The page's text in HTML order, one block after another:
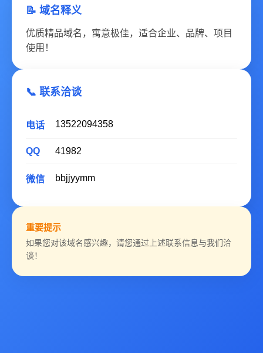
📝 域名释义
优质精品域名，寓意极佳，适合企业、品牌、项目
使用！
📞 联系洽谈
电话 13522094358
QQ 41982
微信 bbjjyymm
重要提示
如果您对该域名感兴趣，请您通过上述联系信息与我们洽
谈！